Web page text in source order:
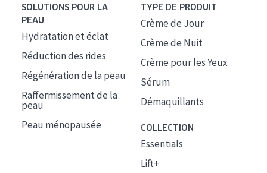
SOLUTIONS POUR LA
PEAU
Hydratation et éclat
Réduction des rides
Régénération de la peau
Raffermissement de la
peau
Peau ménopausée
TYPE DE PRODUIT
Crème de Jour
Crème de Nuit
Crème pour les Yeux
Sérum
Démaquillants
COLLECTION
Essentials
Lift+